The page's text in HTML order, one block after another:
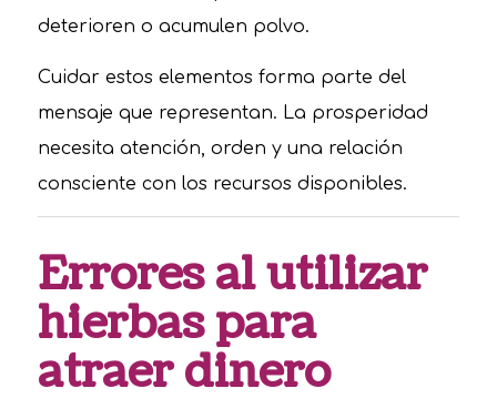
deterioren o acumulen polvo.
Cuidar estos elementos forma parte del
mensaje que representan. La prosperidad
necesita atención, orden y una relación
consciente con los recursos disponibles.
Errores al utilizar
hierbas para
atraer dinero